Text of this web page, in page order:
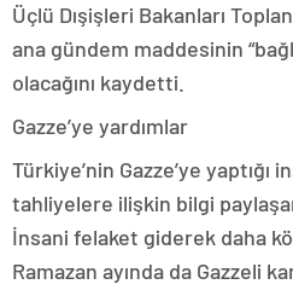
Üçlü Dışişleri Bakanları
ana gündem maddesinin
olacağını kaydetti.
Gazze’ye yardımlar
Türkiye’nin Gazze’ye yaptığı
tahliyelere ilişkin bilgi
İnsani felaket giderek daha
Ramazan ayında da Gazzeli